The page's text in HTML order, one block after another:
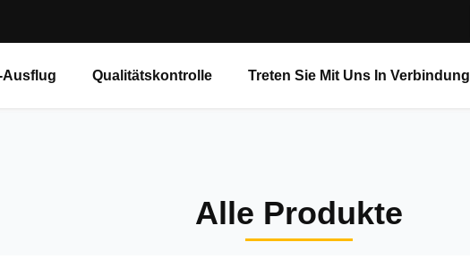
Ausflug Qualitätskontrolle Treten Sie Mit Uns In Verbindung
Alle Produkte